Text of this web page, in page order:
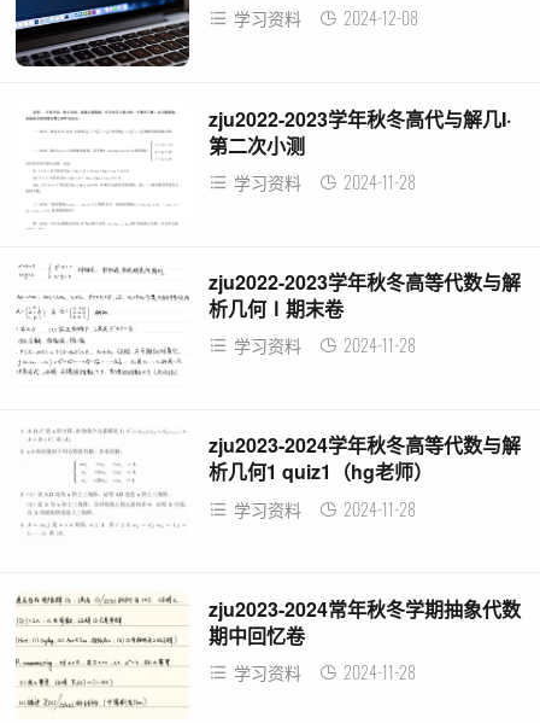
学习资料 2024-12-08
zju2022-2023学年秋冬高代与解几I·
第二次小测
学习资料 2024-11-28
zju2022-2023学年秋冬高等代数与解
析几何Ⅰ期末卷
学习资料 2024-11-28
zju2023-2024学年秋冬高等代数与解
析几何1 quiz1（hg老师）
学习资料 2024-11-28
zju2023-2024常年秋冬学期抽象代数
期中回忆卷
学习资料 2024-11-28